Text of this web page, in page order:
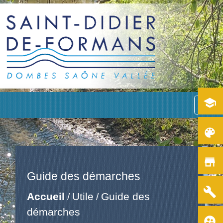
menu
Guide des démarches
Accueil / Utile / Guide des
démarches
school
color_lens
store
build